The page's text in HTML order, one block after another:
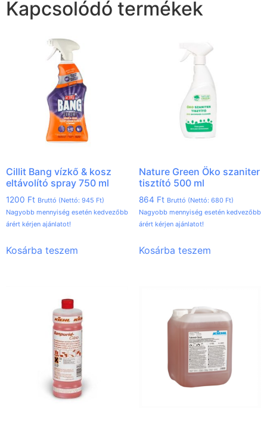
Kapcsolódó termékek
Cillit Bang vízkő & kosz
eltávolító spray 750 ml
1200 Ft Bruttó (Nettó: 945 Ft)
Nagyobb mennyiség esetén kedvezőbb
árért kérjen ajánlatot!
Kosárba teszem
Nature Green Öko szaniter
tisztító 500 ml
864 Ft Bruttó (Nettó: 680 Ft)
Nagyobb mennyiség esetén kedvezőbb
árért kérjen ajánlatot!
Kosárba teszem